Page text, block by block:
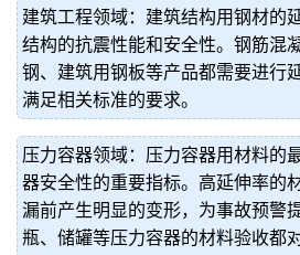
建筑工程领域：建筑结构用钢材的
结构的抗震性能和安全性。钢筋混
钢、建筑用钢板等产品都需要进行
满足相关标准的要求。
压力容器领域：压力容器用材料的
器安全性的重要指标。高延伸率的
漏前产生明显的变形，为事故预警
瓶、储罐等压力容器的材料验收都